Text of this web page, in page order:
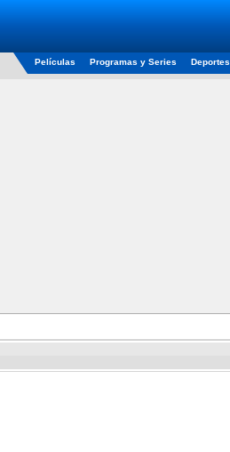
Películas Programas y Series Deportes